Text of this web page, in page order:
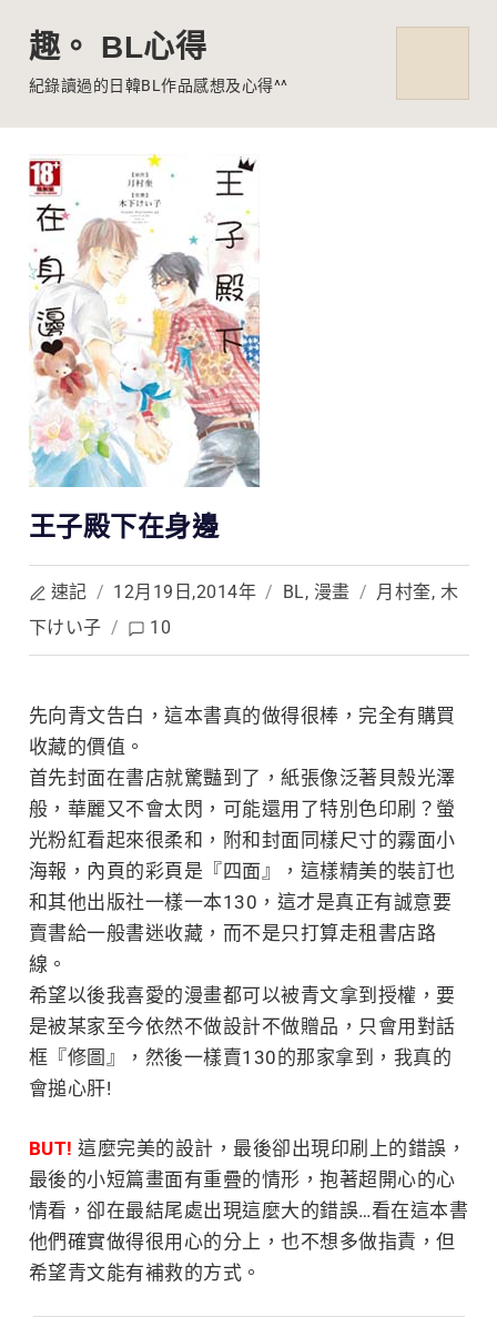
content
趣。 BL心得
紀錄讀過的日韓BL作品感想及心得^^
王子殿下在身邊
速記 / 12月19日,2014年 / BL, 漫畫 / 月村奎, 木
下けい子 / 10
先向青文告白，這本書真的做得很棒，完全有購買
收藏的價值。
首先封面在書店就驚豔到了， 紙張像泛著貝殼光澤
般，華麗又不會太閃，可能還用了特別色印刷？螢
光粉紅看起來很柔和，附和封面同樣尺寸的霧面小
海報，內頁的彩頁是『四面』，這樣精美的裝訂也
和其他出版社一樣一本130，這才是真正有誠意要
賣書給一般書迷收藏，而不是只打算走租書店路
線。
希望以後我喜愛的漫畫都可以被青文拿到授權，要
是被某家至今依然不做設計不做贈品，只會用對話
框『修圖』，然後一樣賣130的那家拿到，我真的
會搥心肝!
BUT! 這麼完美的設計，最後卻出現印刷上的錯誤，
最後的小短篇畫面有重疊的情形，抱著超開心的心
情看，卻在最結尾處出現這麼大的錯誤…看在這本書
他們確實做得很用心的分上，也不想多做指責，但
希望青文能有補救的方式。